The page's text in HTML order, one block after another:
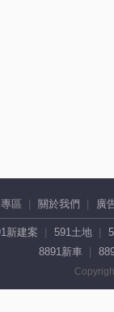
區 關於我們 廣
新建案 591土地
8891新車